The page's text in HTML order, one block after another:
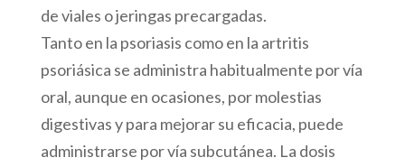
de viales o jeringas precargadas.
Tanto en la psoriasis como en la artritis
psoriásica se administra habitualmente por vía
oral, aunque en ocasiones, por molestias
digestivas y para mejorar su eficacia, puede
administrarse por vía subcutánea. La dosis